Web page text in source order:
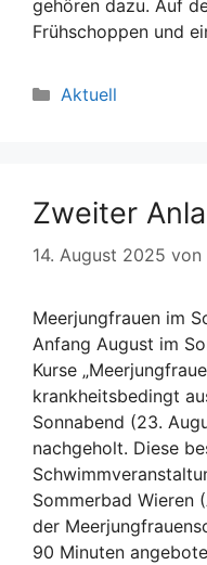
gehören dazu. Auf
Frühschoppen und
Kategorien
Aktuell
Zweiter
14. August 2025 von
Meerjungfrauen im
Anfang August im
Kurse
krankheitsbedingt
Sonnabend (23.
nachgeholt. Diese
Sommerbad Wieren
der
90 Minuten